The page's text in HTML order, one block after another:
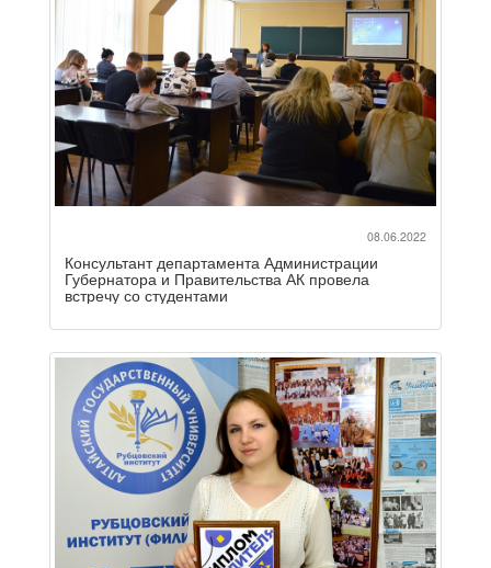
08.06.2022
Консультант департамента Администрации
Губернатора и Правительства АК провела
встречу со студентами